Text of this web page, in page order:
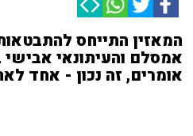
המאזין התייחס
אמסלם והעיתונאי
אומרים, זה נכון - אחד